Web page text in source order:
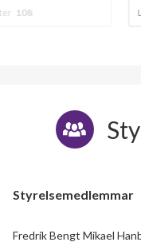
Styrelsemedlemmar
Fredrik Bengt Mikael